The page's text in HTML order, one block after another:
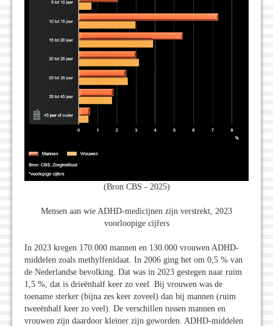
(Bron CBS - 2025)
Mensen aan wie ADHD-medicijnen zijn verstrekt, 2023
voorloopige cijfers
In 2023 kregen 170.000 mannen en 130.000 vrouwen ADHD-
middelen zoals methylfenidaat. In 2006 ging het om 0,5 % van
de Nederlandse bevolking. Dat was in 2023 gestegen naar ruim
1,5 %, dat is drieënhalf keer zo veel. Bij vrouwen was de
toename sterker (bijna zes keer zoveel) dan bij mannen (ruim
tweeënhalf keer zo veel). De verschillen tussen mannen en
vrouwen zijn daardoor kleiner zijn geworden. ADHD-middelen